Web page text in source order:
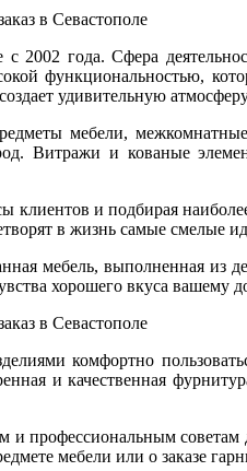
2002 года. Сфера
функциональностью,
удивительную
мебели,
Витражи и кованые
клиентов и подбирая
в жизнь самые смелые
мебель, выполненная из
хорошего вкуса
комфортно
и качественная
и профессиональным
мебели или о заказе